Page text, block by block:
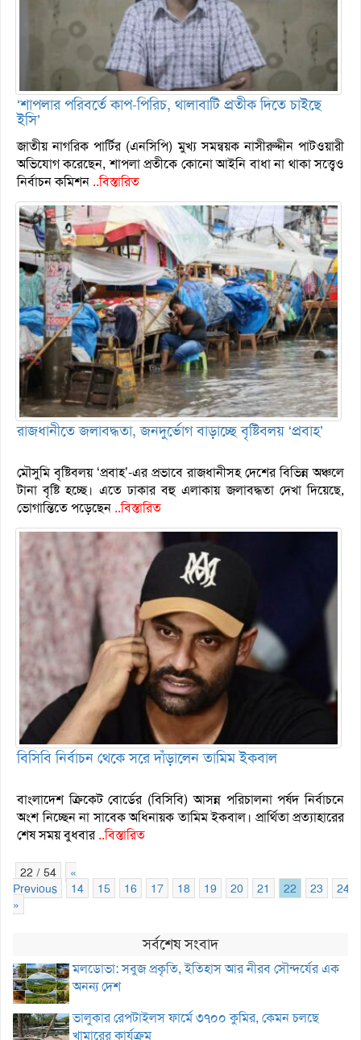
‘শাপলার পরিবর্তে কাপ-পিরিচ, থালাবাটি প্রতীক দিতে চাইছে
ইসি’
জাতীয় নাগরিক পার্টির (এনসিপি) মুখ্য সমন্বয়ক নাসীরুদ্দীন পাটওয়ারী
অভিযোগ করেছেন, শাপলা প্রতীকে কোনো আইনি বাধা না থাকা সত্ত্বেও
নির্বাচন কমিশন ..বিস্তারিত
রাজধানীতে জলাবদ্ধতা, জনদুর্ভোগ বাড়াচ্ছে বৃষ্টিবলয় ‘প্রবাহ’
মৌসুমি বৃষ্টিবলয় ‘প্রবাহ’-এর প্রভাবে রাজধানীসহ দেশের বিভিন্ন অঞ্চলে
টানা বৃষ্টি হচ্ছে। এতে ঢাকার বহু এলাকায় জলাবদ্ধতা দেখা দিয়েছে,
ভোগান্তিতে পড়েছেন ..বিস্তারিত
বিসিবি নির্বাচন থেকে সরে দাঁড়ালেন তামিম ইকবাল
বাংলাদেশ ক্রিকেট বোর্ডের (বিসিবি) আসন্ন পরিচালনা পর্ষদ নির্বাচনে
অংশ নিচ্ছেন না সাবেক অধিনায়ক তামিম ইকবাল। প্রার্থিতা প্রত্যাহারের
শেষ সময় বুধবার..বিস্তারিত
22 / 54
«
Previous
14 15 16 17 18 19 20 21 22 23
24
»
সর্বশেষ সংবাদ
মলডোভা: সবুজ প্রকৃতি, ইতিহাস আর নীরব সৌন্দর্যের এক
অনন্য দেশ
ভালুকার রেপটাইলস ফার্মে ৩৭০০ কুমির, কেমন চলছে
খামারের কার্যক্রম